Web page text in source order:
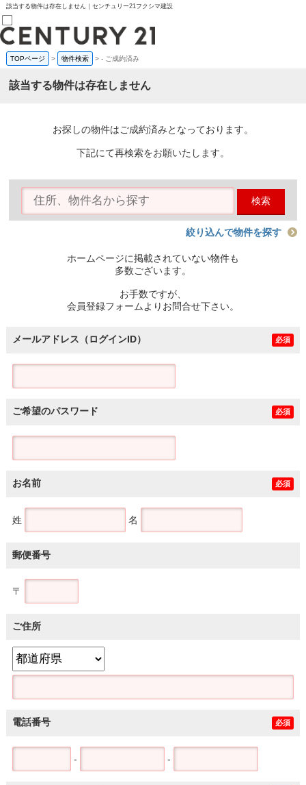
該当する物件は存在しません｜センチュリー21フクシマ建設
売買部
0120-800-844
賃貸部
会員メニュー
物件を探す
購入TOP
条件から探す
住宅ローン控除シミュレータ
TOPページ > 物件検索 >- ご成約済み
該当する物件は存在しません
お探しの物件はご成約済みとなっております。
下記にて再検索をお願いたします。
検索
絞り込んで物件を探す
ホームページに掲載されていない物件も
多数ございます。
お手数ですが、
会員登録フォームよりお問合せ下さい。
メールアドレス（ログインID） 必須
ご希望のパスワード 必須
お名前 必須
姓 名
郵便番号
〒
ご住所
電話番号 必須
- -